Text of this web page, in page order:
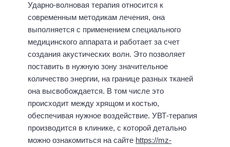
Ударно-волновая терапия относится к
современным методикам лечения, она
выполняется с применением специального
медицинского аппарата и работает за счет
создания акустических волн. Это позволяет
поставить в нужную зону значительное
количество энергии, на границе разных тканей
она высвобождается. В том числе это
происходит между хрящом и костью,
обеспечивая нужное воздействие. УВТ-терапия
производится в клинике, с которой детально
можно ознакомиться на сайте https://mz-